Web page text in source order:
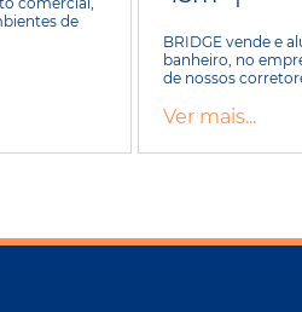
de
BRIDGE vende e
banheiro, no
de nossos
Ver mais...